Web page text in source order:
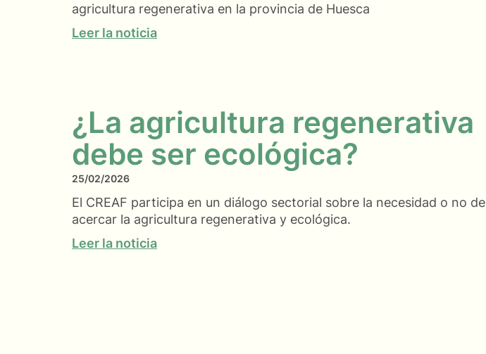
agricultura regenerativa en la provincia de Huesca
Leer la noticia
¿La agricultura regenerativa
debe ser ecológica?
25/02/2026
El CREAF participa en un diálogo sectorial sobre la necesidad o no de
acercar la agricultura regenerativa y ecológica.
Leer la noticia